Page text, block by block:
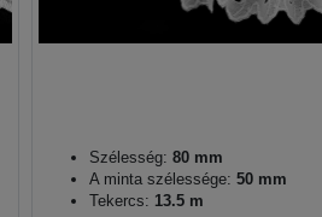
Szélesség: 80 mm
A minta szélessége: 50 mm
Tekercs: 13.5 m